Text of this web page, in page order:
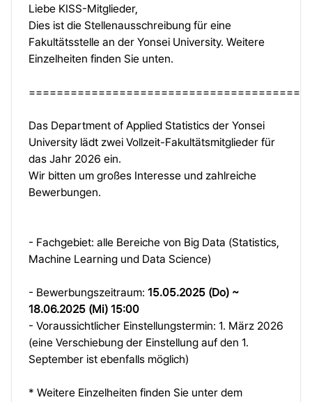
Liebe KISS-Mitglieder,
Dies ist die Stellenausschreibung für eine
Fakultätsstelle an der Yonsei University. Weitere
Einzelheiten finden Sie unten.
Das Department of Applied Statistics der Yonsei
University lädt zwei Vollzeit-Fakultätsmitglieder für
das Jahr 2026 ein.
Wir bitten um großes Interesse und zahlreiche
Bewerbungen.
- Fachgebiet: alle Bereiche von Big Data (Statistics,
Machine Learning und Data Science)
- Bewerbungszeitraum: 15.05.2025 (Do) ~
18.06.2025 (Mi) 15:00
- Voraussichtlicher Einstellungstermin: 1. März 2026
(eine Verschiebung der Einstellung auf den 1.
September ist ebenfalls möglich)
* Weitere Einzelheiten finden Sie unter dem